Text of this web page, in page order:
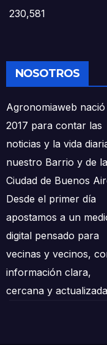
230,581
NOSOTROS
Agronomiaweb
2017 para contar las
noticias y la vida
nuestro Barrio y de la
Ciudad de Buenos
Desde el primer día
apostamos a un
digital pensado para
vecinas y vecinos,
información clara,
cercana y